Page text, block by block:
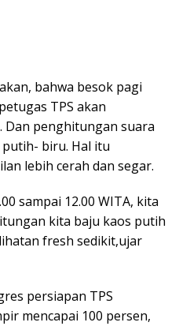
bahwa besok pagi
TPS akan
Dan penghitungan suara
biru. Hal itu
lebih cerah dan segar.
sampai 12.00 WITA, kita
kita baju kaos putih
fresh sedikit,ujar
persiapan TPS
mencapai 100 persen,